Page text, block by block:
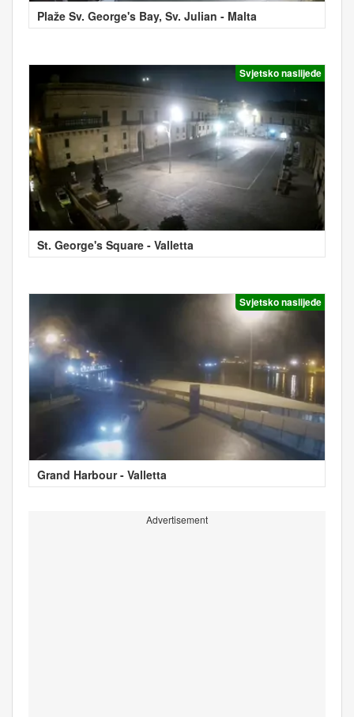
Plaže Sv. George's Bay, Sv. Julian - Malta
Svjetsko naslijeđe
St. George's Square - Valletta
Svjetsko naslijeđe
Grand Harbour - Valletta
Advertisement